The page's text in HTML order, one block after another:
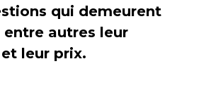
qui demeurent
autres leur
leur prix.